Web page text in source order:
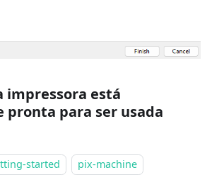
impressora está
pronta para ser usada
started pix-machine